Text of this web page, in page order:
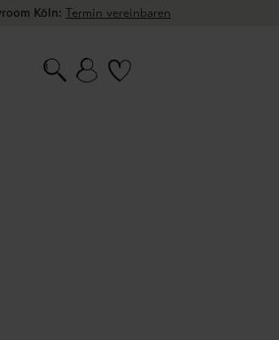
Köln: Termin vereinbaren